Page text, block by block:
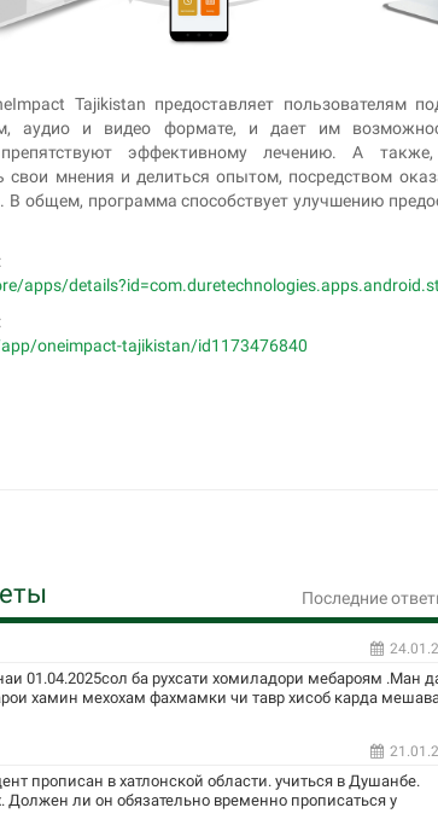
Tajikistan предоставляет пользователям
аудио и видео формате, и дает им
эффективному лечению. А
мнения и делиться опытом, посредством
В общем, программа способствует улучшению
apps/
oneimpact-tajikistan/id1173476840
Последние
01.04.2025сол ба рухсати хомиладори мебароям .Ман
хамин мехохам фахмамки чи тавр хисоб карда
прописан в хатлонской области. учиться в Душанбе.
ли он обязательно временно прописаться у